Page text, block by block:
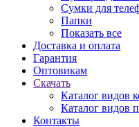
Сумки для
Папки
Показать все
Доставка и оплата
Гарантия
Оптовикам
Скачать
Каталог видов
Каталог видов
Контакты